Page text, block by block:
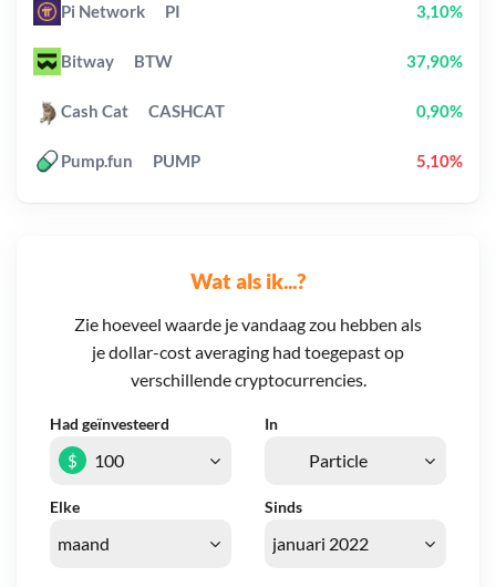
Wat als ik...?
Zie hoeveel waarde je vandaag zou hebben als
je dollar-cost averaging had toegepast op
verschillende cryptocurrencies.
Had geïnvesteerd In
Elke Sinds
$
Pi Network PI 3,10%
Bitway BTW 37,90%
Cash Cat CASHCAT 0,90%
Pump.fun PUMP 5,10%